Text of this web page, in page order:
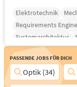
Elektrotechnik
Requirements
Systemarchitektur
Passende Jobs für Dich
Optik (34)